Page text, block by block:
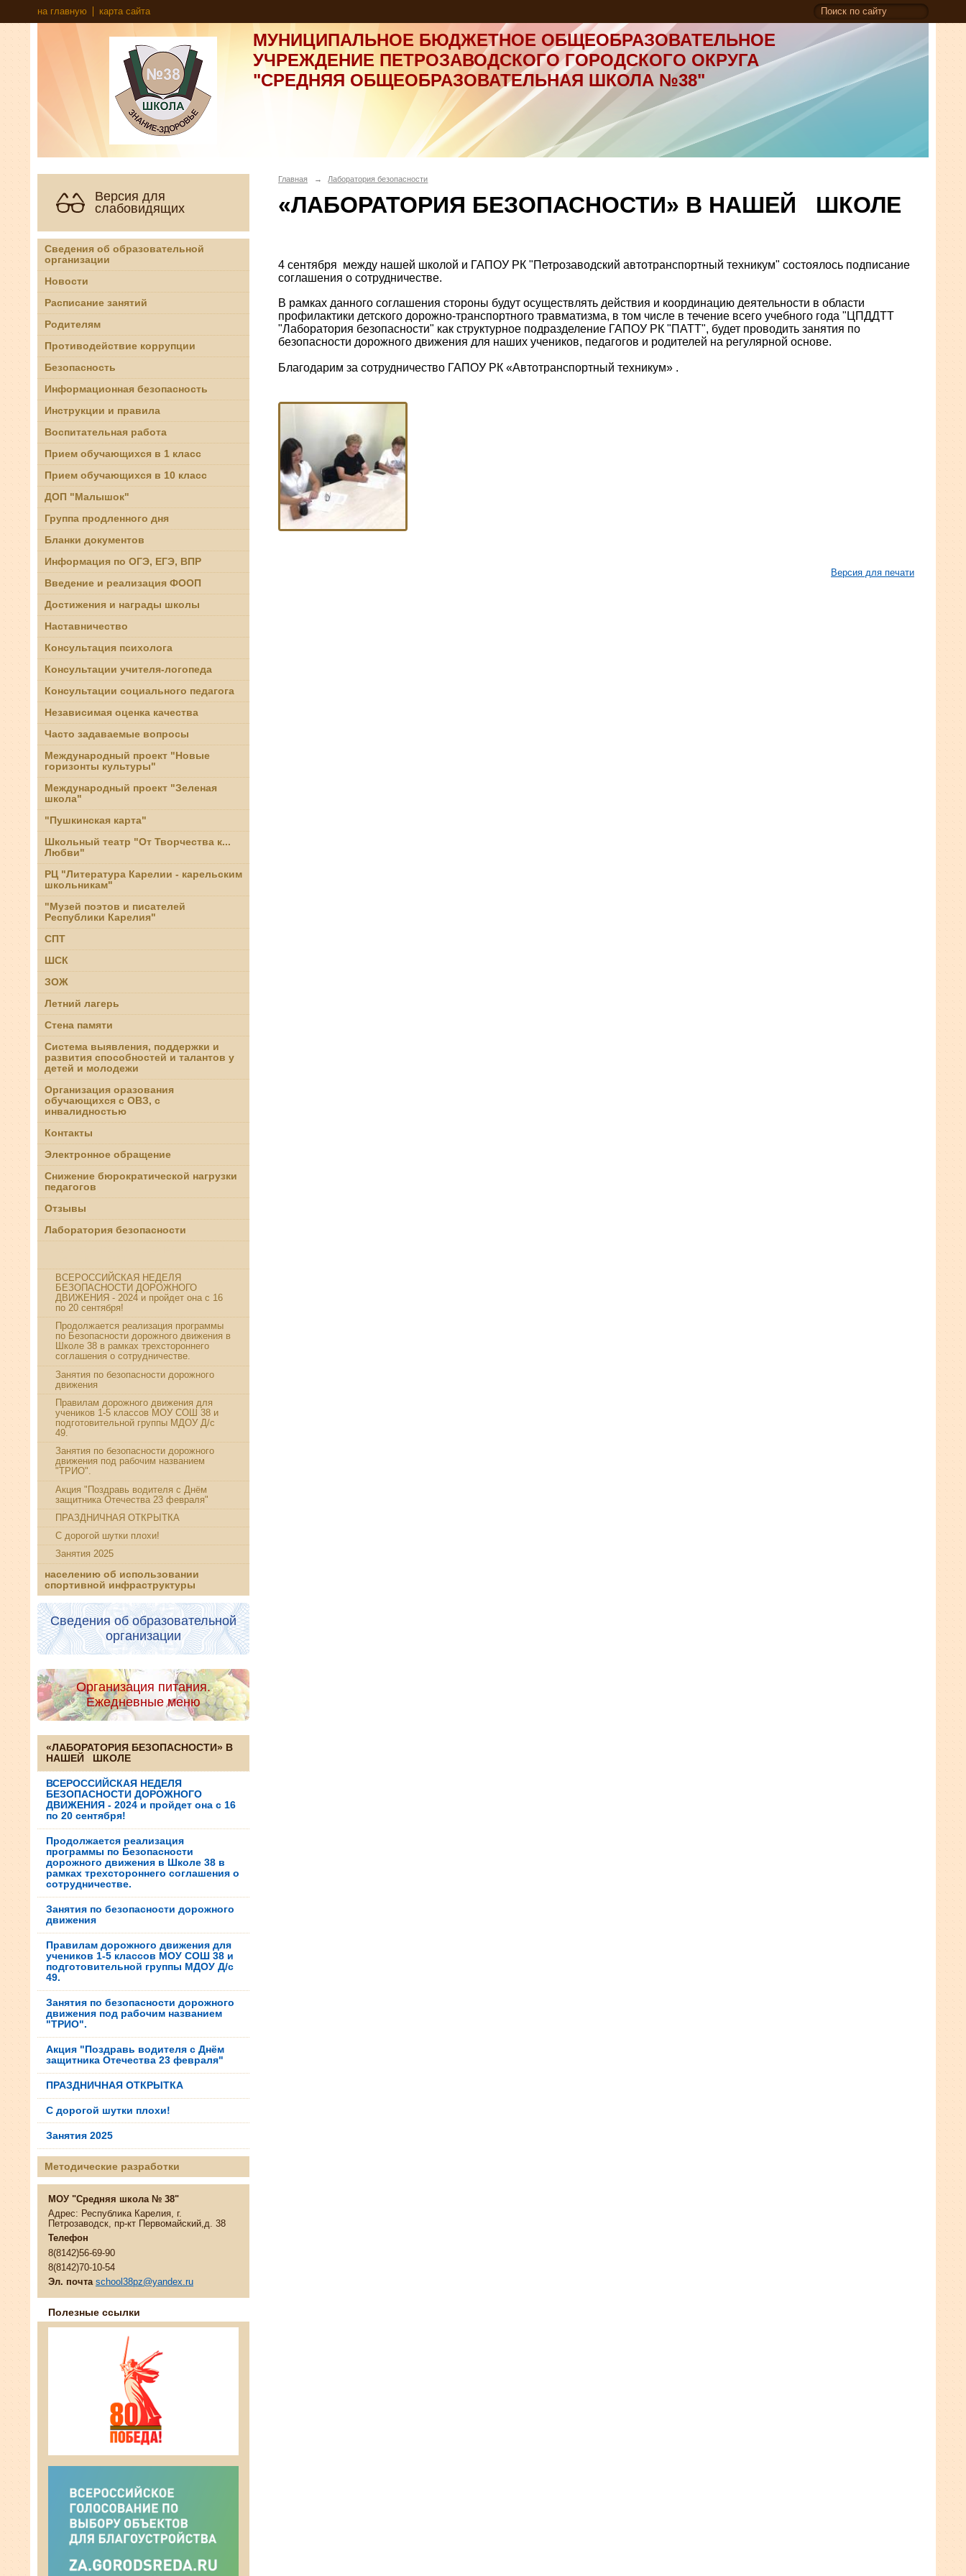
на главную карта сайта
МУНИЦИПАЛЬНОЕ БЮДЖЕТНОЕ ОБЩЕОБРАЗОВАТЕЛЬНОЕ
УЧРЕЖДЕНИЕ ПЕТРОЗАВОДСКОГО ГОРОДСКОГО ОКРУГА
"СРЕДНЯЯ ОБЩЕОБРАЗОВАТЕЛЬНАЯ ШКОЛА №38"
Версия для
слабовидящих
Сведения об образовательной
организации
Новости
Расписание занятий
Родителям
Противодействие коррупции
Безопасность
Информационная безопасность
Инструкции и правила
Воспитательная работа
Прием обучающихся в 1 класс
Прием обучающихся в 10 класс
ДОП "Малышок"
Группа продленного дня
Бланки документов
Информация по ОГЭ, ЕГЭ, ВПР
Введение и реализация ФООП
Достижения и награды школы
Наставничество
Консультация психолога
Консультации учителя-логопеда
Консультации социального педагога
Независимая оценка качества
Часто задаваемые вопросы
Международный проект "Новые
горизонты культуры"
Международный проект "Зеленая
школа"
"Пушкинская карта"
Школьный театр "От Творчества к...
Любви"
РЦ "Литература Карелии - карельским
школьникам"
"Музей поэтов и писателей
Республики Карелия"
СПТ
ШСК
ЗОЖ
Летний лагерь
Стена памяти
Система выявления, поддержки и
развития способностей и талантов у
детей и молодежи
Организация оразования
обучающихся с ОВЗ, с
инвалидностью
Контакты
Электронное обращение
Снижение бюрократической нагрузки
педагогов
Отзывы
Лаборатория безопасности
ВСЕРОССИЙСКАЯ НЕДЕЛЯ
БЕЗОПАСНОСТИ ДОРОЖНОГО
ДВИЖЕНИЯ - 2024 и пройдет она с 16
по 20 сентября!
Продолжается реализация программы
по Безопасности дорожного движения в
Школе 38 в рамках трехстороннего
соглашения о сотрудничестве.
Занятия по безопасности дорожного
движения
Правилам дорожного движения для
учеников 1-5 классов МОУ СОШ 38 и
подготовительной группы МДОУ Д/с
49.
Занятия по безопасности дорожного
движения под рабочим названием
"ТРИО".
Акция "Поздравь водителя с Днём
защитника Отечества 23 февраля"
ПРАЗДНИЧНАЯ ОТКРЫТКА
С дорогой шутки плохи!
Занятия 2025
населению об использовании
спортивной инфраструктуры
Сведения об образовательной
организации
Организация питания.
Ежедневные меню
«ЛАБОРАТОРИЯ БЕЗОПАСНОСТИ» В
НАШЕЙ ШКОЛЕ
ВСЕРОССИЙСКАЯ НЕДЕЛЯ
БЕЗОПАСНОСТИ ДОРОЖНОГО
ДВИЖЕНИЯ - 2024 и пройдет она с 16
по 20 сентября!
Продолжается реализация
программы по Безопасности
дорожного движения в Школе 38 в
рамках трехстороннего соглашения о
сотрудничестве.
Занятия по безопасности дорожного
движения
Правилам дорожного движения для
учеников 1-5 классов МОУ СОШ 38 и
подготовительной группы МДОУ Д/с
49.
Занятия по безопасности дорожного
движения под рабочим названием
"ТРИО".
Акция "Поздравь водителя с Днём
защитника Отечества 23 февраля"
ПРАЗДНИЧНАЯ ОТКРЫТКА
С дорогой шутки плохи!
Занятия 2025
Методические разработки
МОУ "Средняя школа № 38"
Адрес: Республика Карелия, г.
Петрозаводск, пр-кт Первомайский,д. 38
Телефон
8(8142)56-69-90
8(8142)70-10-54
Эл. почта school38pz@yandex.ru
Полезные ссылки
Главная → Лаборатория безопасности
«ЛАБОРАТОРИЯ БЕЗОПАСНОСТИ» В НАШЕЙ ШКОЛЕ
4 сентября между нашей школой и ГАПОУ РК "Петрозаводский автотранспортный техникум" состоялось подписание
соглашения о сотрудничестве.
В рамках данного соглашения стороны будут осуществлять действия и координацию деятельности в области
профилактики детского дорожно-транспортного травматизма, в том числе в течение всего учебного года "ЦПДДТТ
"Лаборатория безопасности" как структурное подразделение ГАПОУ РК "ПАТТ", будет проводить занятия по
безопасности дорожного движения для наших учеников, педагогов и родителей на регулярной основе.
Благодарим за сотрудничество ГАПОУ РК «Автотранспортный техникум» .
Версия для печати